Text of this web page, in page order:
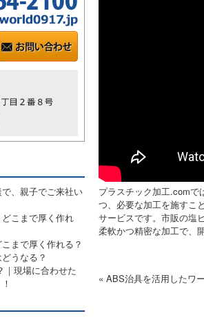
プラスチック加工.comで
つ、必要な加工を施すこ
サービスです。市販の塩
柔軟かつ精密な加工で、
« ABS治具を活用したワ
、親子でご来社い
こまで厚く作れ
まで厚く作れる？
うなる？
｜現場に合わせた